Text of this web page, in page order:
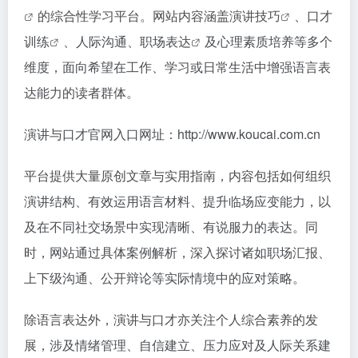
的综合性学习平台。网站内容涵盖演讲技巧 、 口才
训练
、人际沟通、 职场表达
及心理素质培养等多个
维度，面向希望在工作、学习或日常生活中增强语言表
达能力的读者群体。
演讲与口才官网入口网址：http://www.koucai.com.cn
平台提供大量原创文章与实用指南，内容包括如何组织
演讲结构、有效运用语言材料、提升临场应变能力，以
及在不同社交场景中实现清晰、有说服力的表达。同
时，网站通过具体案例解析，深入探讨诸如职场汇报、
上下级沟通、公开辩论等实际情境中的应对策略。
除语言表达外，演讲与口才亦关注个人综合素养的发
展，涉及情绪管理、自信建立、压力应对及人际关系建